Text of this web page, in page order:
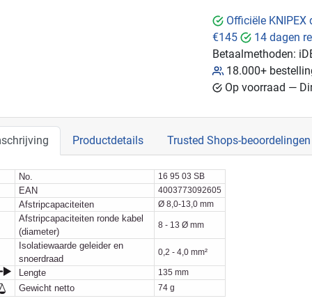
Officiële
€145
14 dagen
Betaalmethoden:
18.000+
Op voorraad —
Productdetails Trusted Shops-beoordelingen
No. 16 95 03 SB
EAN 4003773092605
Afstripcapaciteiten Ø 8,0-13,0 mm
Afstripcapaciteiten ronde kabel
(diameter)
8 - 13 Ø mm
Isolatiewaarde geleider en
snoerdraad
0,2 - 4,0 mm²
Lengte 135 mm
Gewicht netto 74 g